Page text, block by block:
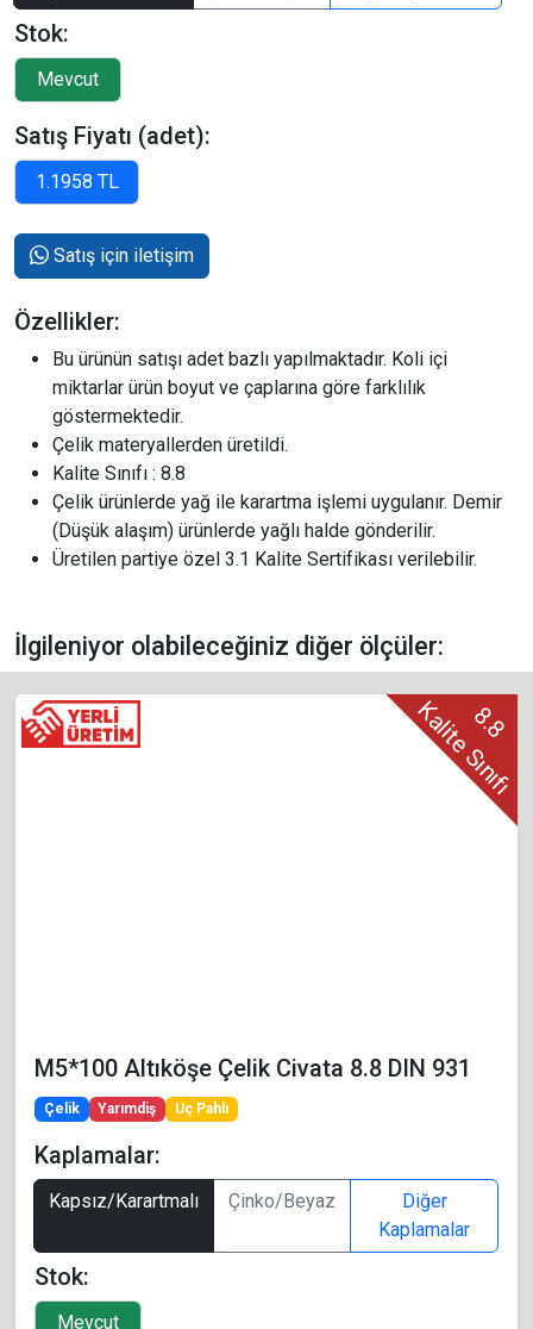
Stok:
Satış Fiyatı (adet):
Satış için iletişim
Özellikler:
Bu ürünün satışı adet bazlı yapılmaktadır. Koli içi
miktarlar ürün boyut ve çaplarına göre farklılık
göstermektedir.
Çelik materyallerden üretildi.
Kalite Sınıfı : 8.8
Çelik ürünlerde yağ ile karartma işlemi uygulanır. Demir
(Düşük alaşım) ürünlerde yağlı halde gönderilir.
Üretilen partiye özel 3.1 Kalite Sertifikası verilebilir.
İlgileniyor olabileceğiniz diğer ölçüler:
8.8
Kalite Sınıfı
M5*100 Altıköşe Çelik Civata 8.8 DIN 931
Çelik Yarımdiş Uç Pahlı
Kaplamalar:
Kapsız/Karartmalı Çinko/Beyaz
Diğer
Kaplamalar
Stok: